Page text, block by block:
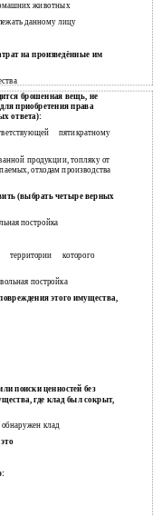
животных
данному лицу
на произведённые им
брошенная вещь, не
приобретения права
ответа):
пятикратному
продукции, топляку от
отходам производства
(выбрать четыре верных
постройка
территории которого
постройка
этого имущества,
поиски ценностей без
где клад был сокрыт,
обнаружен клад